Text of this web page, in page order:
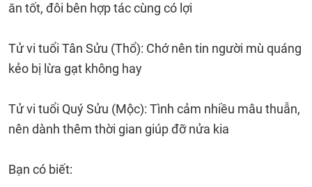
ăn tốt, đôi bên hợp tác cùng có lợi
Tử vi tuổi Tân Sửu (Thổ): Chớ nên tin người mù quáng
kẻo bị lừa gạt không hay
Tử vi tuổi Quý Sửu (Mộc): Tình cảm nhiều mâu thuẫn,
nên dành thêm thời gian giúp đỡ nửa kia
Bạn có biết: